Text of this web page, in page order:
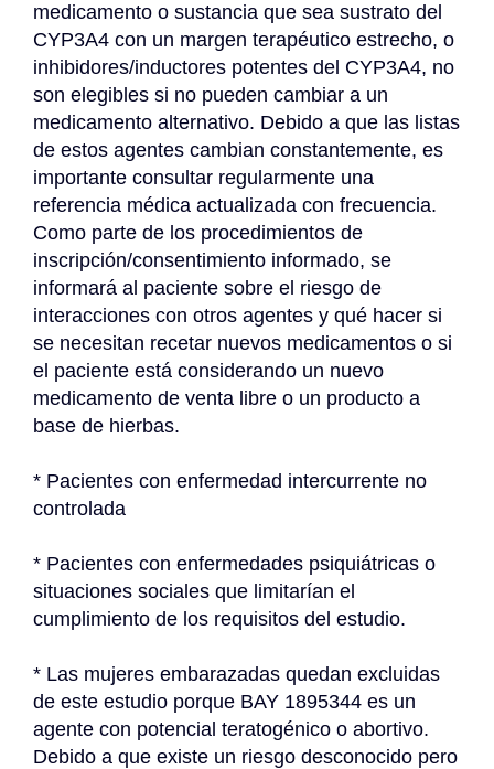
medicamento o sustancia que sea sustrato del
CYP3A4 con un margen terapéutico estrecho, o
inhibidores/inductores potentes del CYP3A4, no
son elegibles si no pueden cambiar a un
medicamento alternativo. Debido a que las listas
de estos agentes cambian constantemente, es
importante consultar regularmente una
referencia médica actualizada con frecuencia.
Como parte de los procedimientos de
inscripción/consentimiento informado, se
informará al paciente sobre el riesgo de
interacciones con otros agentes y qué hacer si
se necesitan recetar nuevos medicamentos o si
el paciente está considerando un nuevo
medicamento de venta libre o un producto a
base de hierbas.
* Pacientes con enfermedad intercurrente no
controlada
* Pacientes con enfermedades psiquiátricas o
situaciones sociales que limitarían el
cumplimiento de los requisitos del estudio.
* Las mujeres embarazadas quedan excluidas
de este estudio porque BAY 1895344 es un
agente con potencial teratogénico o abortivo.
Debido a que existe un riesgo desconocido pero